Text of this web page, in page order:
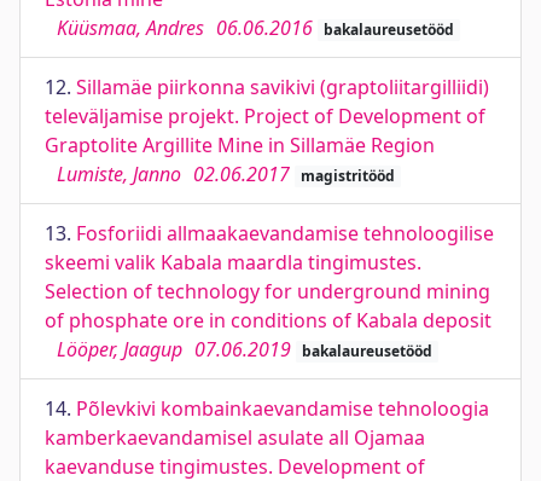
Küüsmaa, Andres 06.06.2016 bakalaureusetööd
12. Sillamäe piirkonna savikivi (graptoliitargilliidi)
televäljamise projekt. Project of Development of
Graptolite Argillite Mine in Sillamäe Region
Lumiste, Janno 02.06.2017 magistritööd
13. Fosforiidi allmaakaevandamise tehnoloogilise
skeemi valik Kabala maardla tingimustes.
Selection of technology for underground mining
of phosphate ore in conditions of Kabala deposit
Lööper, Jaagup 07.06.2019 bakalaureusetööd
14. Põlevkivi kombainkaevandamise tehnoloogia
kamberkaevandamisel asulate all Ojamaa
kaevanduse tingimustes. Development of